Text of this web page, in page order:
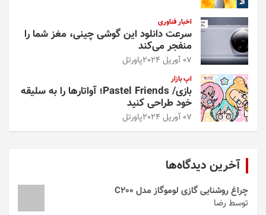
اخبار فناوری
سرعت دانلود این گوشی چینی، مغز شما را
منفجر می‌کند
07 آوریل 2024 پاورتل
اپ بازار
بازی/ Pastel Friends؛ آواتارها را به سلیقه
خود طراحی کنید
07 آوریل 2024 پاورتل
آخرین دیدگاه‌ها
چراغ روشنایی گازی لوموگاز مدل C200
توسط رضا